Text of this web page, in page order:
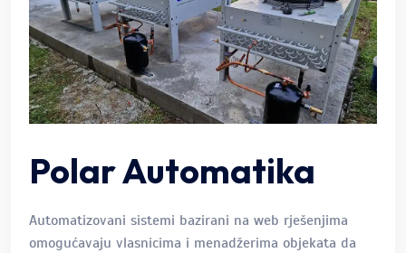
Polar Automatika
Automatizovani sistemi bazirani na web rješenjima
omogućavaju vlasnicima i menadžerima objekata da